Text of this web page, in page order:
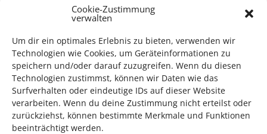
Cookie-Zustimmung
verwalten
Um dir ein optimales Erlebnis zu bieten, verwenden wir
Technologien wie Cookies, um Geräteinformationen zu
speichern und/oder darauf zuzugreifen. Wenn du diesen
Technologien zustimmst, können wir Daten wie das
Surfverhalten oder eindeutige IDs auf dieser Website
verarbeiten. Wenn du deine Zustimmung nicht erteilst oder
zurückziehst, können bestimmte Merkmale und Funktionen
beeinträchtigt werden.
Mithilfe im Bereich Technik. Sie haben Interesse? Dann
melden Sie sich unterinfo@kulturparkett-rhein-neckar.de
*KULTURTIPP SOMMERPAUSE: FESTIVAL DES DEUTSCHEN FILMS*